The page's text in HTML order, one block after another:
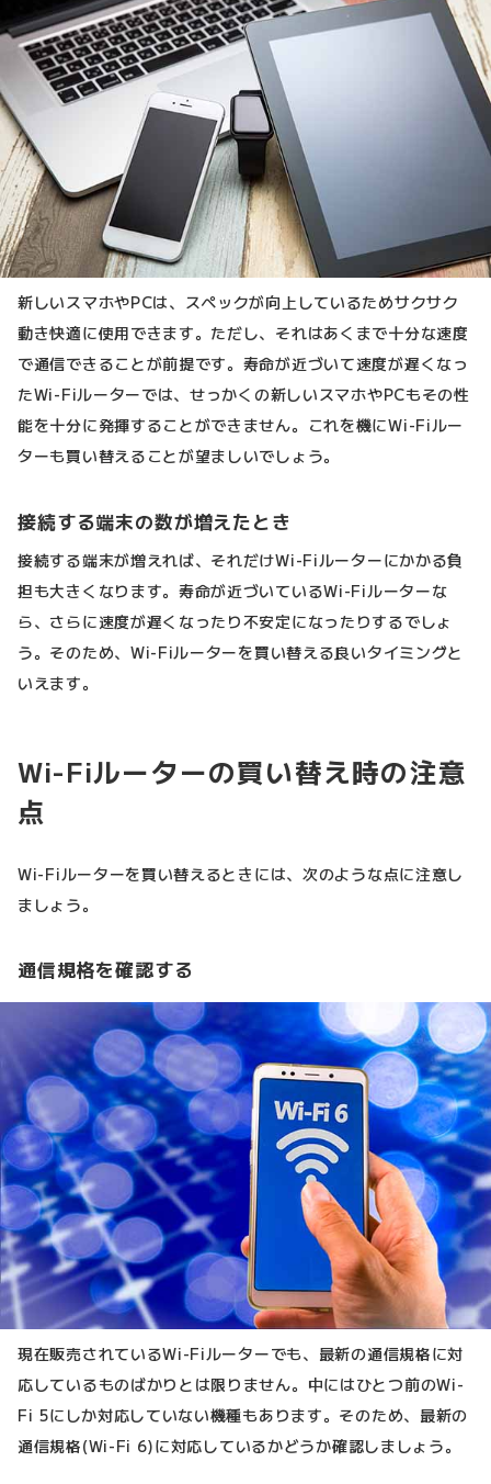
新しいスマホやPCは、スペックが向上しているためサクサク
動き快適に使用できます。ただし、それはあくまで十分な速度
で通信できることが前提です。寿命が近づいて速度が遅くなっ
たWi-Fiルーターでは、せっかくの新しいスマホやPCもその性
能を十分に発揮することができません。これを機にWi-Fiルー
ターも買い替えることが望ましいでしょう。
接続する端末の数が増えたとき
接続する端末が増えれば、それだけWi-Fiルーターにかかる負
担も大きくなります。寿命が近づいているWi-Fiルーターな
ら、さらに速度が遅くなったり不安定になったりするでしょ
う。そのため、Wi-Fiルーターを買い替える良いタイミングと
いえます。
Wi-Fiルーターの買い替え時の注意
点
Wi-Fiルーターを買い替えるときには、次のような点に注意し
ましょう。
通信規格を確認する
現在販売されているWi-Fiルーターでも、最新の通信規格に対
応しているものばかりとは限りません。中にはひとつ前のWi-
Fi 5にしか対応していない機種もあります。そのため、最新の
通信規格(Wi-Fi 6)に対応しているかどうか確認しましょう。